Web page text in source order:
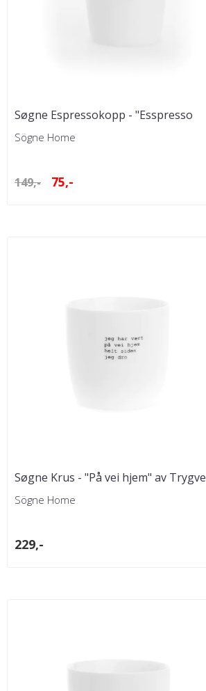
Søgne Espressokopp - "Esspresso
yourself"
Sögne Home
149,- 75,-
Søgne Krus - "På vei hjem" av Trygve
Skaug
Sögne Home
229,-